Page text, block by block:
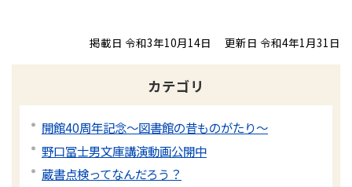
掲載日 令和3年10月14日 更新日 令和4年1月31日
カテゴリ
開館40周年記念～図書館の昔ものがたり～
野口冨士男文庫講演動画公開中
蔵書点検ってなんだろう？